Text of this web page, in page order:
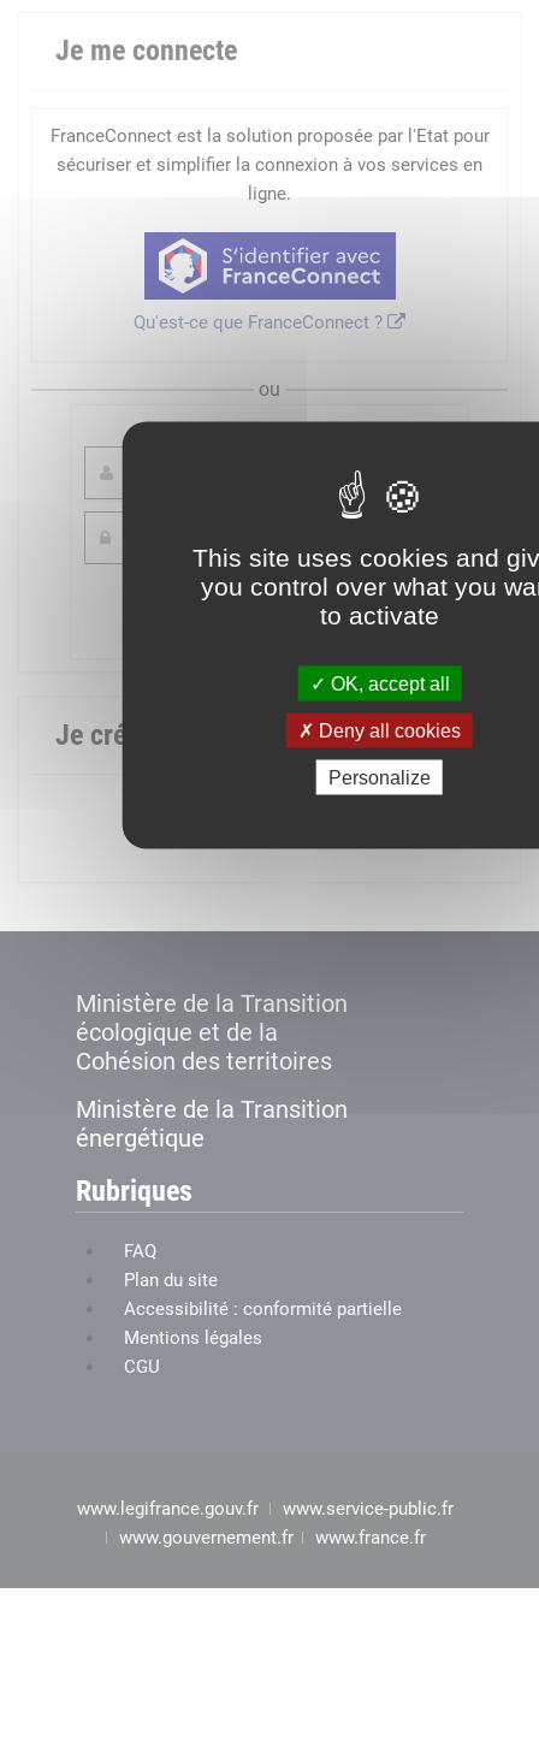
This site uses cookies and
you control over what you
to activate
OK, accept all
Deny all cookies
Personalize
Je me connecte
FranceConnect est la solution proposée par l'Etat pour
sécuriser et simplifier la connexion à vos services en
ligne.
Qu'est-ce que FranceConnect ?
ou
Mot de passe oublié ?
Je crée mon compte
Ministère de la Transition
écologique et de la
Cohésion des territoires
Ministère de la Transition
énergétique
Rubriques
FAQ
Plan du site
Accessibilité : conformité partielle
Mentions légales
CGU
www.legifrance.gouv.fr
www.service-public.fr
www.gouvernement.fr
www.france.fr